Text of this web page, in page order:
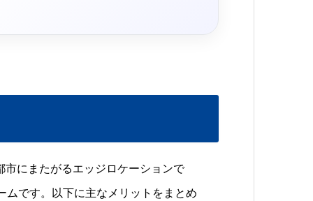
にまたがるエッジロケーションで
です。以下に主なメリットをまとめ